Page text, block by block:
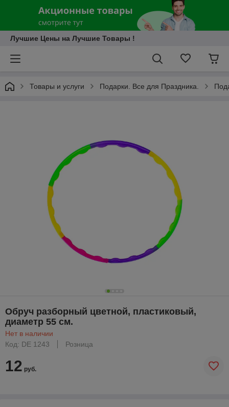
Лучшие Цены на Лучшие Товары !
Товары и услуги Подарки. Все для Праздника.
Обруч разборный цветной, пластиковый,
диаметр 55 см.
Нет в наличии
Код: DE 1243
Розница
12 руб.